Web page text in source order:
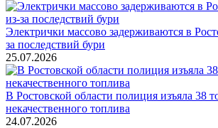
Электрички массово задерживаются в
за последствий бури
25.07.2026
В Ростовской области полиция изъяла 38
некачественного топлива
24.07.2026